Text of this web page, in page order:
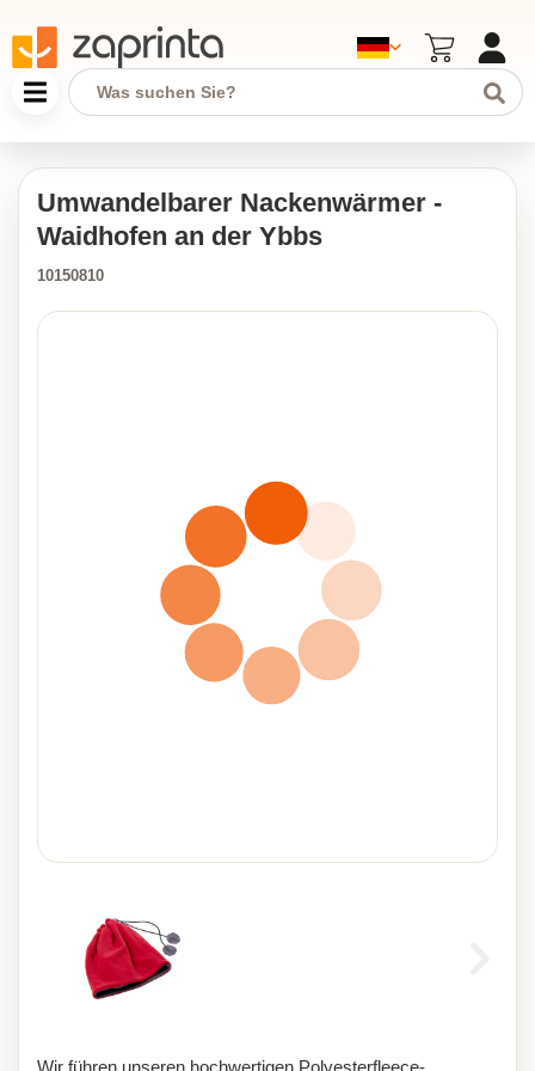
Umwandelbarer Nackenwärmer -
Waidhofen an der Ybbs
10150810
Wir führen unseren hochwertigen Polyesterfleece-